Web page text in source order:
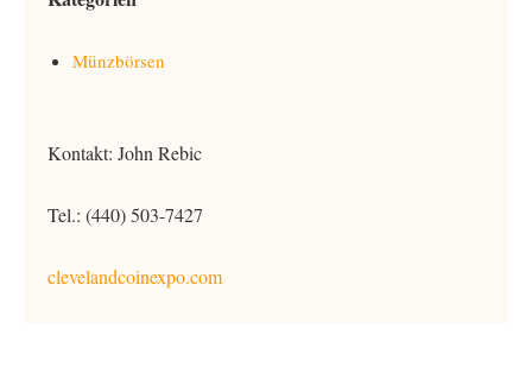
Münzbörsen
Kontakt: John Rebic
Tel.: (440) 503-7427
clevelandcoinexpo.com